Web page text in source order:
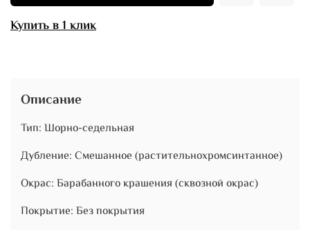
Купить в 1 клик
Описание
Тип: Шорно-седельная
Дубление: Смешанное (растительнохромсинтанное)
Окрас: Барабанного крашения (сквозной окрас)
Покрытие: Без покрытия